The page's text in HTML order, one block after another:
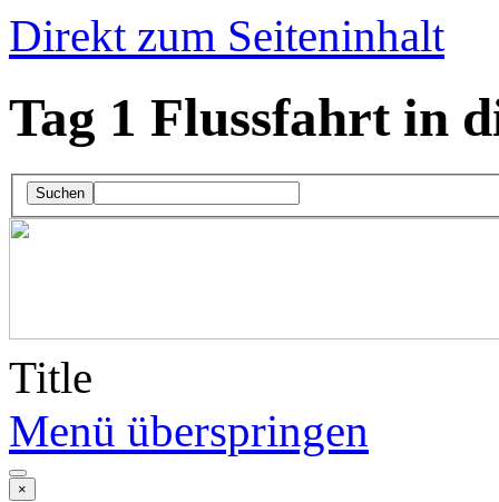
Direkt zum Seiteninhalt
Tag 1 Flussfahrt in
Suchen
Title
Menü überspringen
×